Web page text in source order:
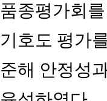
품종평가회
기호도 평가
준해 안정성